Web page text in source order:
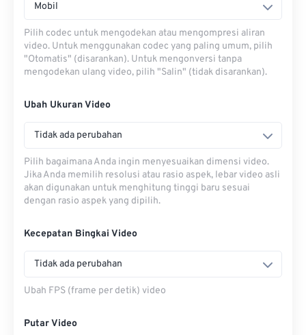
Mobil
Pilih codec untuk mengodekan atau mengompresi aliran
video. Untuk menggunakan codec yang paling umum, pilih
"Otomatis" (disarankan). Untuk mengonversi tanpa
mengodekan ulang video, pilih "Salin" (tidak disarankan).
Ubah Ukuran Video
Tidak ada perubahan
Pilih bagaimana Anda ingin menyesuaikan dimensi video.
Jika Anda memilih resolusi atau rasio aspek, lebar video asli
akan digunakan untuk menghitung tinggi baru sesuai
dengan rasio aspek yang dipilih.
Kecepatan Bingkai Video
Tidak ada perubahan
Ubah FPS (frame per detik) video
Putar Video